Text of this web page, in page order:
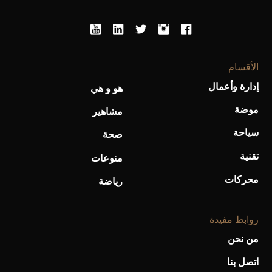
أفضل تدريج للشعر الطويل لإطلالة جريئة وعصرية
الأقسام
إدارة وأعمال
موضة
سياحة
تقنية
محركات
هو و هي
مشاهير
صحة
منوعات
رياضة
روابط مفيدة
من نحن
اتصل بنا